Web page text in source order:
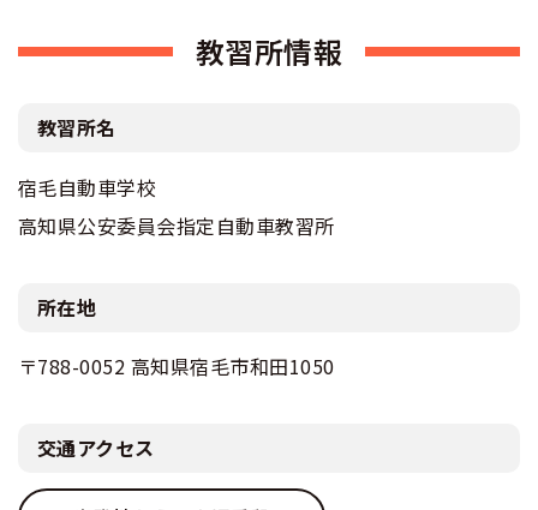
教習所情報
教習所名
宿毛自動車学校
高知県公安委員会指定自動車教習所
所在地
〒788-0052 高知県宿毛市和田1050
交通アクセス